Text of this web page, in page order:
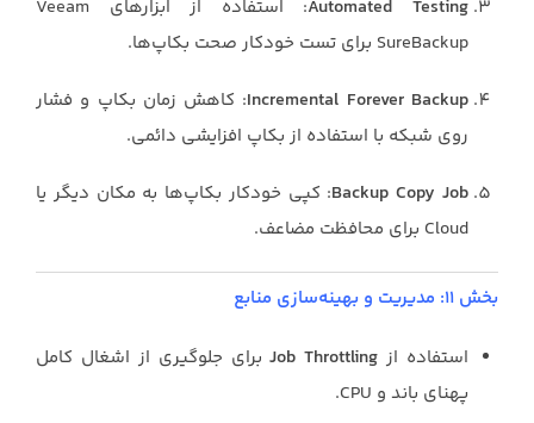
Automated Testing
: استفاده از ابزارهای Veeam
SureBackup برای تست خودکار صحت بکاپ‌ها.
Incremental Forever Backup: کاهش زمان بکاپ و فشار
روی شبکه با استفاده از بکاپ افزایشی دائمی.
Backup Copy Job: کپی خودکار بکاپ‌ها به مکان دیگر یا
Cloud برای محافظت مضاعف.
بخش ۱۱: مدیریت و بهینه‌سازی منابع
استفاده از Job Throttlingبرای جلوگیری از اشغال کامل
پهنای باند و CPU.